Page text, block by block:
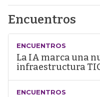
Encuentros
ENCUENTROS
La IA marca una
infraestructura
ENCUENTROS